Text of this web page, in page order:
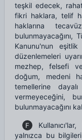
teşkil edecek,
fikri haklara, telif
haklarına
bulunmayacağını,
Kanunu'nun
düzenlemeleri
mezhep, felsefi
doğum, medeni
temellerine
vermeyeceğini,
bulunmayacağını
F
yalnızca bu